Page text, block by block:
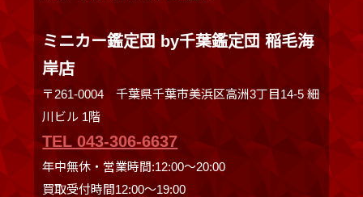
ミニカー鑑定団 by千葉鑑定団 稲毛海
岸店
〒261-0004 千葉県千葉市美浜区高洲3丁目14-5 細
川ビル 1階
TEL 043-306-6637
年中無休・営業時間:12:00〜20:00
買取受付時間12:00〜19:00